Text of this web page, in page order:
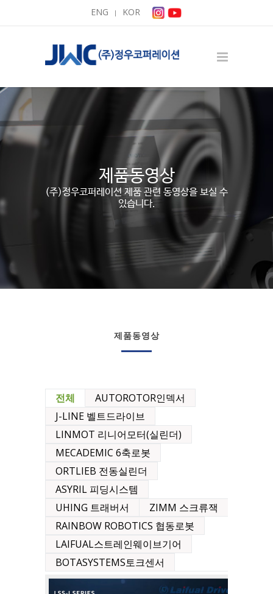
ENG KOR
제품동영상
(주)정우코퍼레이션 제품 관련 동영상을 보실 수
있습니다.
제품동영상
전체
AUTOROTOR인덱서
J-LINE 벨트드라이브
LINMOT 리니어모터(실린더)
MECADEMIC 6축로봇
ORTLIEB 전동실린더
ASYRIL 피딩시스템
UHING 트래버서
ZIMM 스크류잭
RAINBOW ROBOTICS 협동로봇
LAIFUAL스트레인웨이브기어
BOTASYSTEMS토크센서